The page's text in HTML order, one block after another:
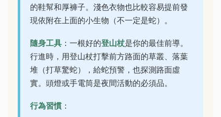
的鞋幫和厚褲子。淺色衣物也比較容易提前發
現依附在上面的小生物（不一定是蛇）。
隨身工具 ：一根好的登山杖是你的最佳前導。
行進時，用登山杖打擊前方路面的草叢、落葉
堆（打草驚蛇），給蛇預警，也探測路面虛
實。頭燈或手電筒是夜間活動的必須品。
行為習慣 ：